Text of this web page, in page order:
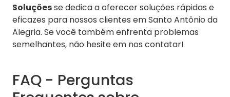
Soluçõesse dedica a oferecer soluções rápidas e
eficazes para nossos clientes em Santo Antônio da
Alegria. Se você também enfrenta problemas
semelhantes, não hesite em nos contatar!
FAQ - Perguntas